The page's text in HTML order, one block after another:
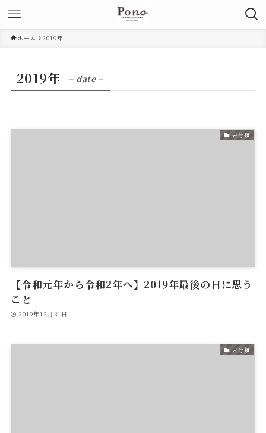
ホーム 2019年
2019年 – date –
未分類
【令和元年から令和2年へ】2019年最後の日に思う
こと
2019年12月31日
未分類